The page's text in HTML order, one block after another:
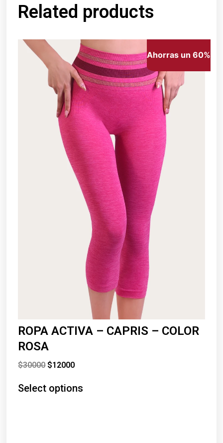
Related products
Ahorras un 60%
ROPA ACTIVA – CAPRIS – COLOR
ROSA
$30000 $12000
Select options